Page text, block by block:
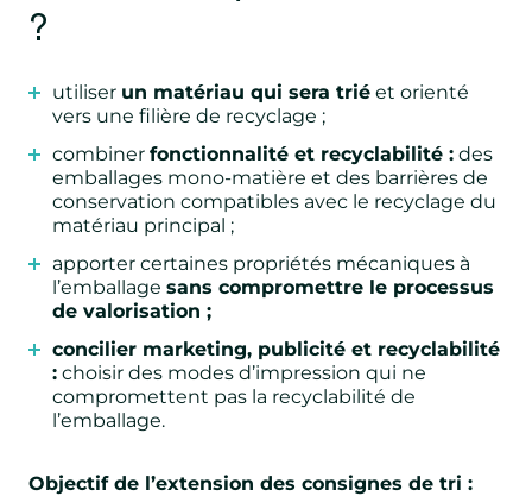
?
utiliser un matériau qui sera trié et orienté
vers une filière de recyclage ;
combiner fonctionnalité et recyclabilité : des
emballages mono-matière et des barrières de
conservation compatibles avec le recyclage du
matériau principal ;
apporter certaines propriétés mécaniques à
l’emballage sans compromettre le processus
de valorisation ;
concilier marketing, publicité et recyclabilité
: choisir des modes d’impression qui ne
compromettent pas la recyclabilité de
l’emballage.
Objectif de l’extension des consignes de tri :